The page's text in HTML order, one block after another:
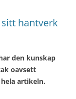
hantverk
den kunskap
oavsett
artikeln.